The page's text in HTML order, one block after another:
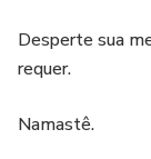
Desperte sua
requer.
Namastê.